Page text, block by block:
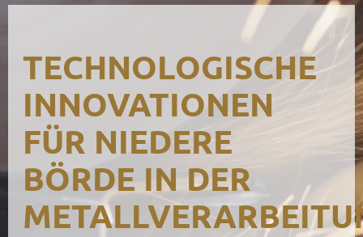
TECHNOLOGISCHE
INNOVATIONEN
FÜR NIEDERE
BÖRDE IN DER